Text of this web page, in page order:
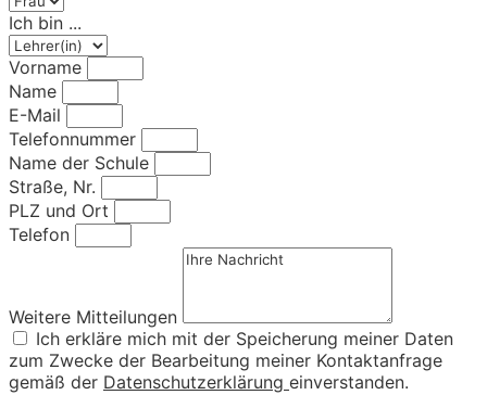
Ich bin ...
Vorname
Name
E-Mail
Telefonnummer
Name der Schule
Straße, Nr.
PLZ und Ort
Telefon
Weitere Mitteilungen
Ich erkläre mich mit der Speicherung meiner Daten
zum Zwecke der Bearbeitung meiner Kontaktanfrage
gemäß der Datenschutzerklärung einverstanden.